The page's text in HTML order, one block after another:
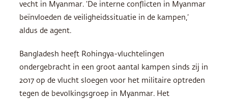
vecht in Myanmar. ‘De interne conflicten in Myanmar
beïnvloeden de veiligheidssituatie in de kampen,’
aldus de agent.
Bangladesh heeft Rohingya-vluchtelingen
ondergebracht in een groot aantal kampen sinds zij in
2017 op de vlucht sloegen voor het militaire optreden
tegen de bevolkingsgroep in Myanmar. Het